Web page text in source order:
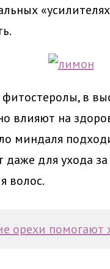
в
влияют на
миндаля
даже для ухода
волос.
орехи помогают